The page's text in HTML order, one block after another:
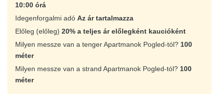
10:00 órá
Idegenforgalmi adó Az ár tartalmazza
Előleg (előleg) 20% a teljes ár előlegként kaucióként
Milyen messze van a tenger Apartmanok Pogled-tól? 100
méter
Milyen messze van a strand Apartmanok Pogled-tól? 100
méter